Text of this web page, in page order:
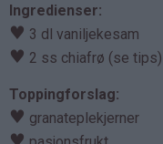
Ingredienser:
♥ 3 dl vaniljekesam
♥ 2 ss chiafrø (se tips)
Toppingforslag:
♥ granateplekjerner